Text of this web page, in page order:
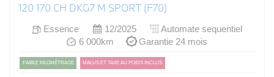
120 170 CH DKG7 M SPORT (F70)
Essence 12/2025
Automate sequentiel
6 000km
Garantie 24 mois
FAIBLE KILOMÉTRAGE MALUS ET TAXE AU POIDS INCLUS